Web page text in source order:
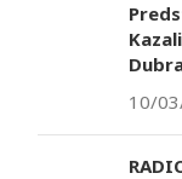
10/